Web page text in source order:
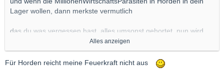
Lager wollen, dann merkste vermutlich
das du was vergessen hast, alles umsonst gehortet, nun wird
gehungert, oder die BürgerWehr gegen Kriminelle
gebürdet
die richtigen Waffen, für wehrbare Bürger
Alles anzeigen
Für Horden reicht meine Feuerkraft nicht aus